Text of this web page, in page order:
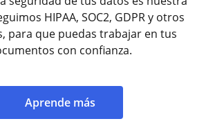
HIPAA, SOC2, GDPR y otros
para que puedas trabajar en tus
con confianza.
Aprende más